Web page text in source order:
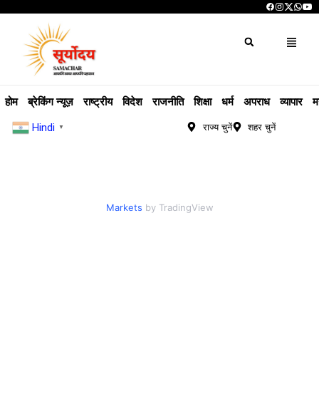
होम ब्रेकिंग न्यूज़ राष्ट्रीय विदेश राजनीति शिक्षा धर्म अपराध व्यापार
Hindi ▼ राज्य चुनें शहर चुनें
Markets by TradingView